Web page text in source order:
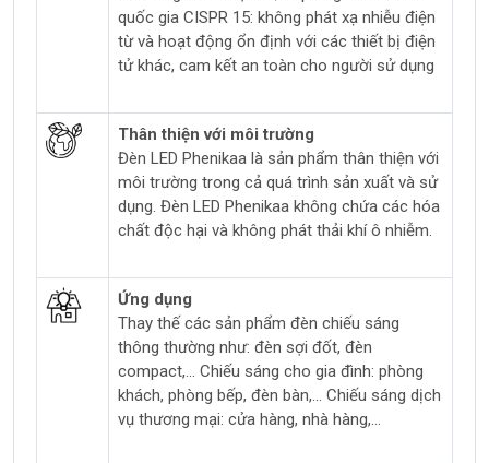
quốc gia CISPR 15: không phát xạ nhiễu điện
từ và hoạt động ổn định với các thiết bị điện
tử khác, cam kết an toàn cho người sử dụng
Thân thiện với môi trường
Đèn LED Phenikaa là sản phẩm thân thiện với
môi trường trong cả quá trình sản xuất và sử
dụng. Đèn LED Phenikaa không chứa các hóa
chất độc hại và không phát thải khí ô nhiễm.
Ứng dụng
Thay thế các sản phẩm đèn chiếu sáng
thông thường như: đèn sợi đốt, đèn
compact,... Chiếu sáng cho gia đình: phòng
khách, phòng bếp, đèn bàn,... Chiếu sáng dịch
vụ thương mại: cửa hàng, nhà hàng,...